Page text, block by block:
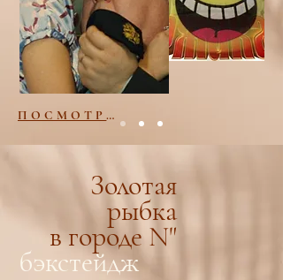
ПОСМОТРЕТЬ ФОТО
Золотая
рыбка
в городе N"
бэкстейдж